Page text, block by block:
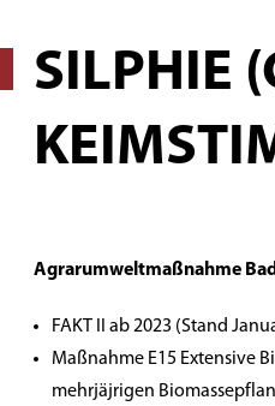
SILPHIE
Agrarumweltmaßnahme
FAKT II ab 2023 (Stand
Maßnahme E15 Extensive
mehrjäjrigen